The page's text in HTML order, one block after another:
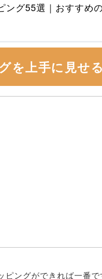
ング55選｜おすすめ
を上手に見せ
ングができれば一番